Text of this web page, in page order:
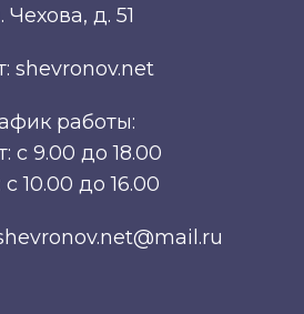
Чехова, д. 51
shevronov.net
работы:
с 9.00 до 18.00
с 10.00 до 16.00